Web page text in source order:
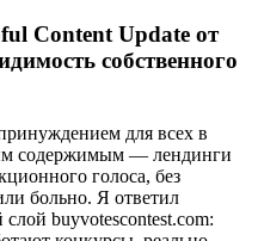
Content Update от
собственного
для всех в
содержимым — лендинги
голоса, без
больно. Я ответил
buyvotescontest.com: